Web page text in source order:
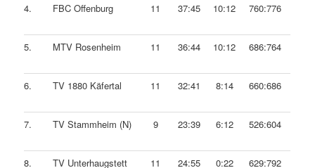
4. FBC Offenburg 11 37:45 10:12 760:776
5. MTV Rosenheim 11 36:44 10:12 686:764
6. TV 1880 Käfertal 11 32:41 8:14 660:686
7. TV Stammheim (N) 9 23:39 6:12 526:604
8. TV Unterhaugstett 11 24:55 0:22 629:792